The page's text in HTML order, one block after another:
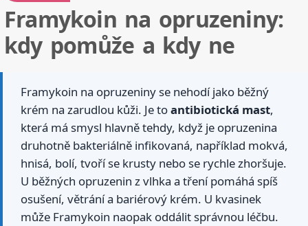
Framykoin na opruzeniny:
kdy pomůže a kdy ne
Framykoin na opruzeniny se nehodí jako běžný
krém na zarudlou kůži. Je toantibiotická mast,
která má smysl hlavně tehdy, když je opruzenina
druhotně bakteriálně infikovaná, například mokvá,
hnisá, bolí, tvoří se krusty nebo se rychle zhoršuje.
U běžných opruzenin z vlhka a tření pomáhá spíš
osušení, větrání a bariérový krém. U kvasinek
může Framykoin naopak oddálit správnou léčbu.